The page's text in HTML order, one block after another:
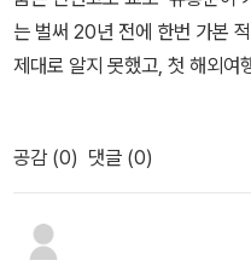
이 강하게 들게 만듭니다. 다시
법은 여러번 방문하는 것이 중
봄에는 제 베스트 여행파트너
가봐야겠습니다. 그리고 우리
관과 난젠지 사이의 뒷길도 다
책을 들고요.
로 감상하고 예술적 가치로만
는 무척 공감도 갔다. 교토 여
사, 불편하게 일본을 바라보는
도 있었을테니까. 그리고 고
당에 안치된 대불을 보지 않는
아 사슴먹이를 주었던 기억이
는 벌써 20년 전에 한번 가본
제대로 알지 못했고, 첫 해외여
는 다시 가서 깊이있게 만나보
각처럼 기회가 생기지 않았다.이
만나면서 오래전이지만 여행
간접 경험의 시간이 되었다. 다
공감 (0) 댓글 (0)